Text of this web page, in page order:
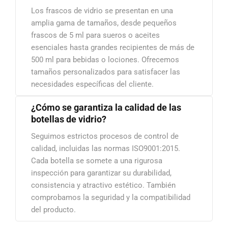
Los frascos de vidrio se presentan en una
amplia gama de tamaños, desde pequeños
frascos de 5 ml para sueros o aceites
esenciales hasta grandes recipientes de más de
500 ml para bebidas o lociones. Ofrecemos
tamaños personalizados para satisfacer las
necesidades específicas del cliente.
¿Cómo se garantiza la calidad de las
botellas de vidrio?
Seguimos estrictos procesos de control de
calidad, incluidas las normas ISO9001:2015.
Cada botella se somete a una rigurosa
inspección para garantizar su durabilidad,
consistencia y atractivo estético. También
comprobamos la seguridad y la compatibilidad
del producto.